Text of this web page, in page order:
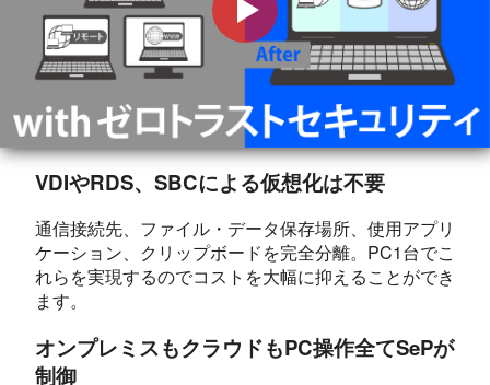
VDIやRDS、SBCによる仮想化は不要
通信接続先、ファイル・データ保存場所、使用アプリ
ケーション、クリップボードを完全分離。PC1台でこ
れらを実現するのでコストを大幅に抑えることができ
ます。
オンプレミスもクラウドもPC操作全てSePが
制御